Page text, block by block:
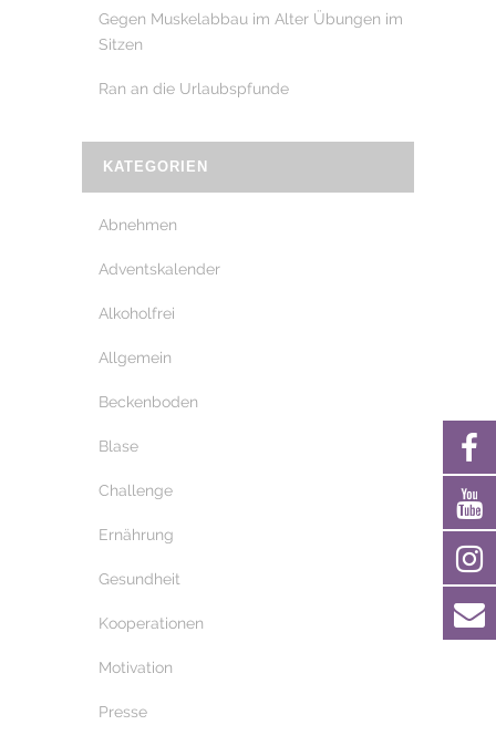
Gegen Muskelabbau im Alter Übungen im
Sitzen
Ran an die Urlaubspfunde
KATEGORIEN
Abnehmen
Adventskalender
Alkoholfrei
Allgemein
Beckenboden
Blase
Challenge
Ernährung
Gesundheit
Kooperationen
Motivation
Presse